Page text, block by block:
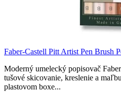
Faber-Castell Pitt Artist Pen Brush
Moderný umelecký popisovač
tušové skicovanie, kreslenie a
plastovom boxe...